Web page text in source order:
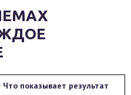
Что показывает результат